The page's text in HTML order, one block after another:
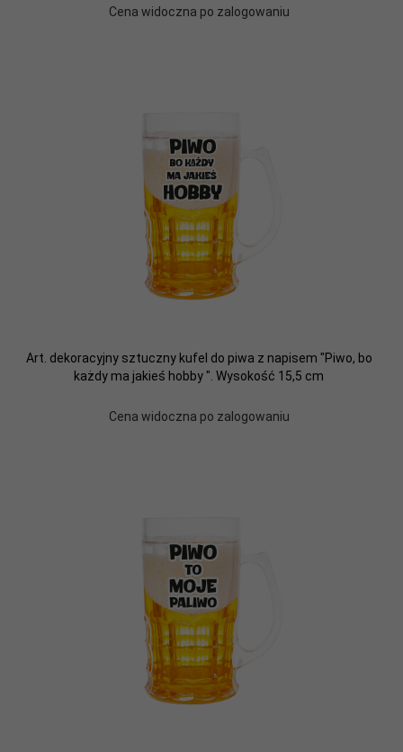
Cena widoczna po zalogowaniu
Art. dekoracyjny sztuczny kufel do piwa z napisem "Piwo, bo
każdy ma jakieś hobby ". Wysokość 15,5 cm
Cena widoczna po zalogowaniu